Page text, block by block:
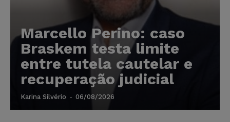
Marcello Perino: caso
Braskem testa limite
entre tutela cautelar e
recuperação judicial
Karina Silvério - 06/08/2026